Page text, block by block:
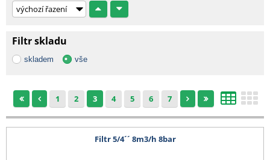
Filtr skladu
skladem vše
1 2 3 4 5 6 7
Filtr 5/4´´ 8m3/h 8bar